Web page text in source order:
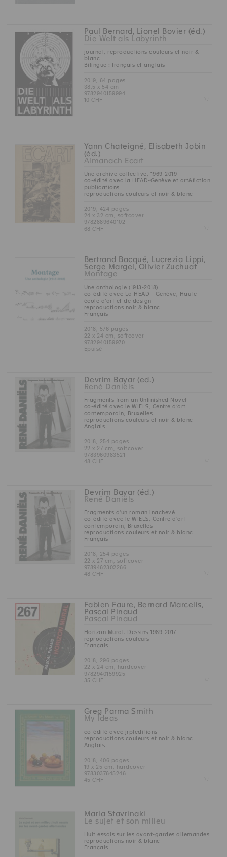
Paul Bernard, Lionel Bovier (éd.)
Die Welt als Labyrinth
journal, reproductions couleurs et noir &
blanc
Bilingue : français et anglais
2019, 64 pages
38,5 x 54 cm
9782940159994
10 CHF
Yann Chateigné, Elisabeth Jobin
(éd.)
Almanach Ecart
Une archive collective, 1969-2019
co-édité avec la HEAD-Genève et art&fiction
publications
reproductions couleurs et noir & blanc
2019, 424 pages
24 x 32 cm, softcover
9782889640102
68 CHF
Bertrand Bacqué, Lucrezia Lippi,
Serge Margel, Olivier Zuchuat
Montage
Une anthologie (1913-2018)
co-édité avec La HEAD - Genève, Haute
école d’art et de design
reproductions noir & blanc
Français
2018, 576 pages
22 x 24 cm, softcover
9782940159970
Epuisé
Devrim Bayar (ed.)
René Daniëls
Fragments from an Unfinished Novel
co-édité avec le WIELS, Centre d’art
contemporain, Bruxelles
reproductions couleurs et noir & blanc
Anglais
2018, 254 pages
22 x 27 cm, softcover
9783960983521
48 CHF
Devrim Bayar (éd.)
René Daniëls
Fragments d'un roman inachevé
co-édité avec le WIELS, Centre d’art
contemporain, Bruxelles
reproductions couleurs et noir & blanc
Français
2018, 254 pages
22 x 27 cm, softcover
9789462302266
48 CHF
Fabien Faure, Bernard Marcelis,
Pascal Pinaud
Pascal Pinaud
Horizon Mural. Dessins 1989-2017
reproductions couleurs
Français
2018, 296 pages
22 x 24 cm, hardcover
9782940159925
35 CHF
Greg Parma Smith
My Ideas
co-édité avec jrp|editions
reproductions couleurs et noir & blanc
Anglais
2018, 406 pages
19 x 25 cm, hardcover
9783037645246
45 CHF
Maria Stavrinaki
Le sujet et son milieu
Huit essais sur les avant-gardes allemandes
reproductions noir & blanc
Français